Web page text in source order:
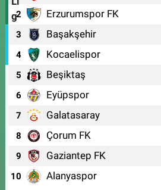
2 Erzurumspor FK
3 Başakşehir
4 Kocaelispor
5 Beşiktaş
6 Eyüpspor
7 Galatasaray
8 Çorum FK
9 Gaziantep FK
10 Alanyaspor